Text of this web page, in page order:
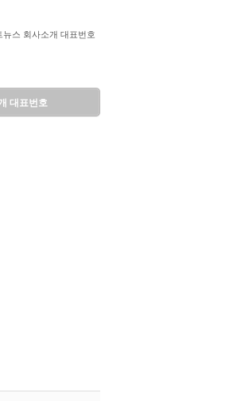
뉴스 회사소개 대표번호
대표번호